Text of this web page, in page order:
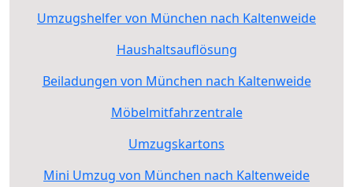
Umzugshelfer von München nach Kaltenweide
Haushaltsauflösung
Beiladungen von München nach Kaltenweide
Möbelmitfahrzentrale
Umzugskartons
Mini Umzug von München nach Kaltenweide